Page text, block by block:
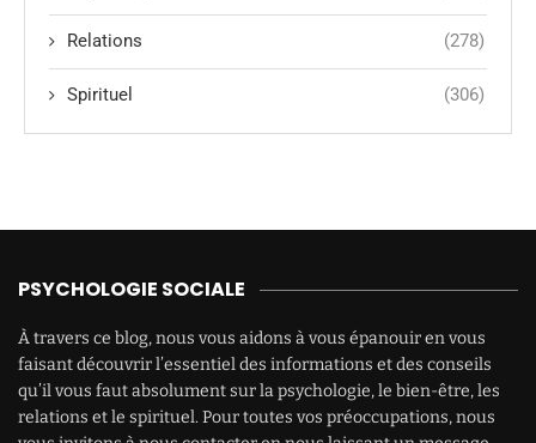
Relations (278)
Spirituel (306)
PSYCHOLOGIE SOCIALE
À travers ce blog, nous vous aidons à vous épanouir en vous
faisant découvrir l’essentiel des informations et des conseils
qu’il vous faut absolument sur la psychologie, le bien-être, les
relations et le spirituel. Pour toutes vos préoccupations, nous